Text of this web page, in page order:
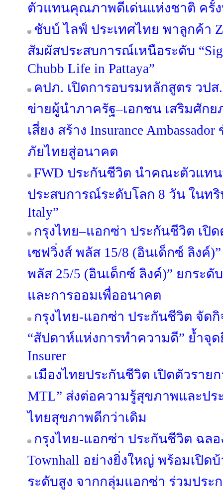
ตัวแทนคุณภาพดีเด่นแห่งชาติ ครั้ง
ชับบ์ ไลฟ์ ประเทศไทย พาลูกค้า
สัมผัสประสบการณ์เหนือระดับ
Chubb Life in Pattaya”
คปภ. เปิดการอบรมหลักสูตร วปส
ข่ายผู้นำภาครัฐ–เอกชน เสริมศัก
เสี่ยง สร้าง Insurance
ภัยไทยสู่อนาคต
FWD ประกันชีวิต นำคณะตัวแท
ประสบการณ์ระดับโลก 8 วัน ในทริ
Italy”
กรุงไทย–แอกซ่า ประกันชีวิต เ
เซฟวิ่งส์ พลัส 15/8 (อินเด็กซ์ ลิงค์
พลัส 25/5 (อินเด็กซ์ ลิงค์)” ยกระดั
และการออมเพื่ออนาคต
กรุงไทย-แอกซ่า ประกันชีวิต จัด
“สัปดาห์แห่งการทำความดี” ย้ำจุ
Insurer
เมืองไทยประกันชีวิต เปิดตัวรายก
MTL” ส่งต่อความรู้สุขภาพและป
ไทยสุขภาพดีกว่าเดิม
กรุงไทย-แอกซ่า ประกันชีวิต ฉล
Townhall อย่างยิ่งใหญ่ พร้อมเปิด
ระดับสูง จากกลุ่มแอกซ่า ร่วมประ